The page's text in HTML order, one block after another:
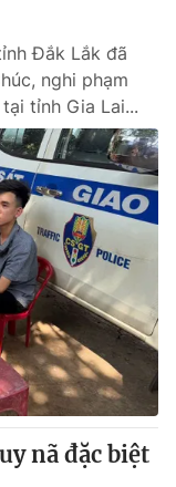
thao
sản
Việt
bằng AI
Đắk Lắk đã
nghi phạm
tỉnh Gia Lai...
nã đặc biệt